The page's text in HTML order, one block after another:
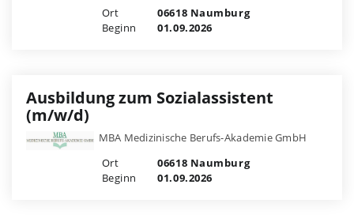
Ort
06618 Naumburg
Beginn
01.09.2026
Ausbildung zum Sozialassistent
(m/w/d)
MBA Medizinische Berufs-Akademie GmbH
Ort
06618 Naumburg
Beginn
01.09.2026